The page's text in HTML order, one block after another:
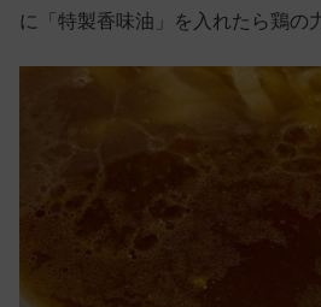
に「特製香味油」を入れたら鶏